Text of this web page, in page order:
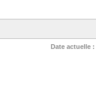
Date actuelle :